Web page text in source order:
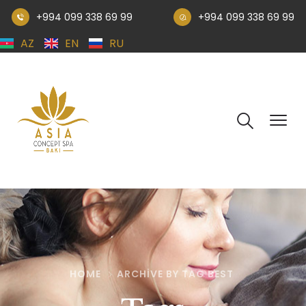
+994 099 338 69 99 +994 099 338 69 99
AZ EN RU
HOME ARCHIVE BY TAG BEST